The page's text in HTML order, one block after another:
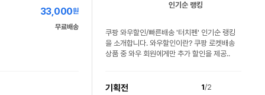
33,000원
무료배송
인기순 랭킹
쿠팡 와우할인/빠른배송 '터치펜' 인기순 랭킹
을 소개합니다. 와우할인이란? 쿠팡 로켓배송
상품 중 와우 회원에게만 추가 할인을 제공..
기획전 1/2